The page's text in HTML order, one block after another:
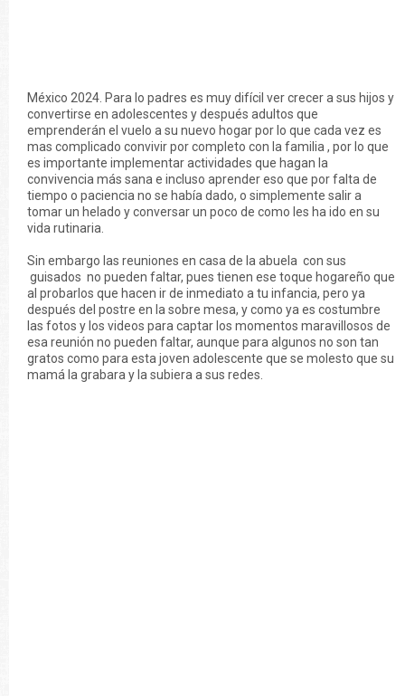
México 2024. Para lo padres es muy difícil ver crecer a sus hijos y
convertirse en adolescentes y después adultos que
emprenderán el vuelo a su nuevo hogar por lo que cada vez es
mas complicado convivir por completo con la familia , por lo que
es importante implementar actividades que hagan la
convivencia más sana e incluso aprender eso que por falta de
tiempo o paciencia no se había dado, o simplemente salir a
tomar un helado y conversar un poco de como les ha ido en su
vida rutinaria.
Sin embargo las reuniones en casa de la abuela con sus
guisados no pueden faltar, pues tienen ese toque hogareño que
al probarlos que hacen ir de inmediato a tu infancia, pero ya
después del postre en la sobre mesa, y como ya es costumbre
las fotos y los videos para captar los momentos maravillosos de
esa reunión no pueden faltar, aunque para algunos no son tan
gratos como para esta joven adolescente que se molesto que su
mamá la grabara y la subiera a sus redes.